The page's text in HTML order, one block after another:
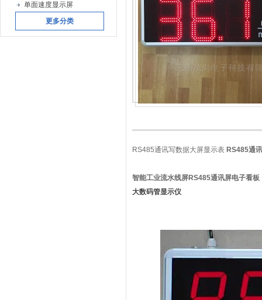
单面速度显示屏
更多分类
RS485通讯写数据大屏显示表 RS485通
智能工业流水线屏RS485通讯屏电子看板
大数码管显示仪